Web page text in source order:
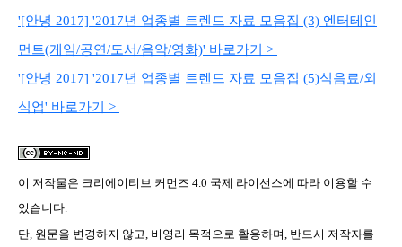
'[안녕 2017] '2017년 업종별 트렌드 자료 모음집 (3) 엔터테인
먼트(게임/공연/도서/음악/영화)' 바로가기 >
'[안녕 2017] '2017년 업종별 트렌드 자료 모음집 (5)식음료/외
식업' 바로가기 >
이 저작물은 크리에이티브 커먼즈 4.0 국제 라이선스에 따라 이용할 수
있습니다.
단, 원문을 변경하지 않고, 비영리 목적으로 활용하며, 반드시 저작자를